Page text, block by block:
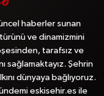
haberler sunan
ve dinamizmini
tarafsız ve
sağlamaktayız. Şehrin
dünyaya bağlıyoruz.
eskisehir.es ile